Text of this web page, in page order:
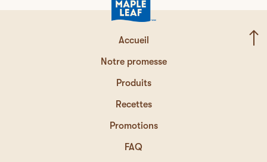
Accueil
Notre promesse
Produits
Recettes
Promotions
FAQ